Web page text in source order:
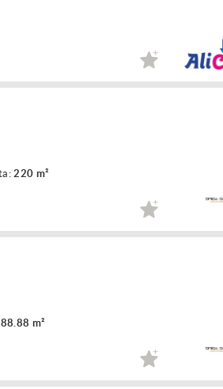
220 m²
88.88 m²